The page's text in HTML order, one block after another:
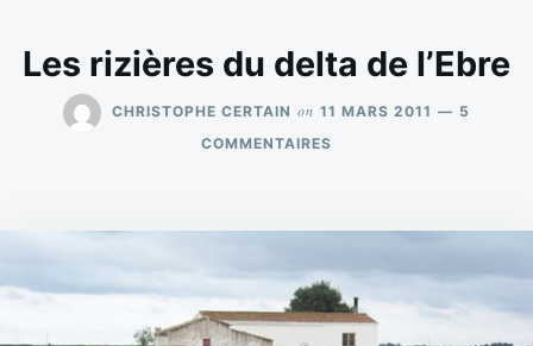
Les rizières du delta de l’Ebre
CHRISTOPHE CERTAIN on 11 MARS 2011
5
COMMENTAIRES
DELTA
L’EBRE